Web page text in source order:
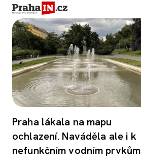
Praha lákala na mapu
ochlazení. Naváděla ale i k
nefunkčním vodním prvkům